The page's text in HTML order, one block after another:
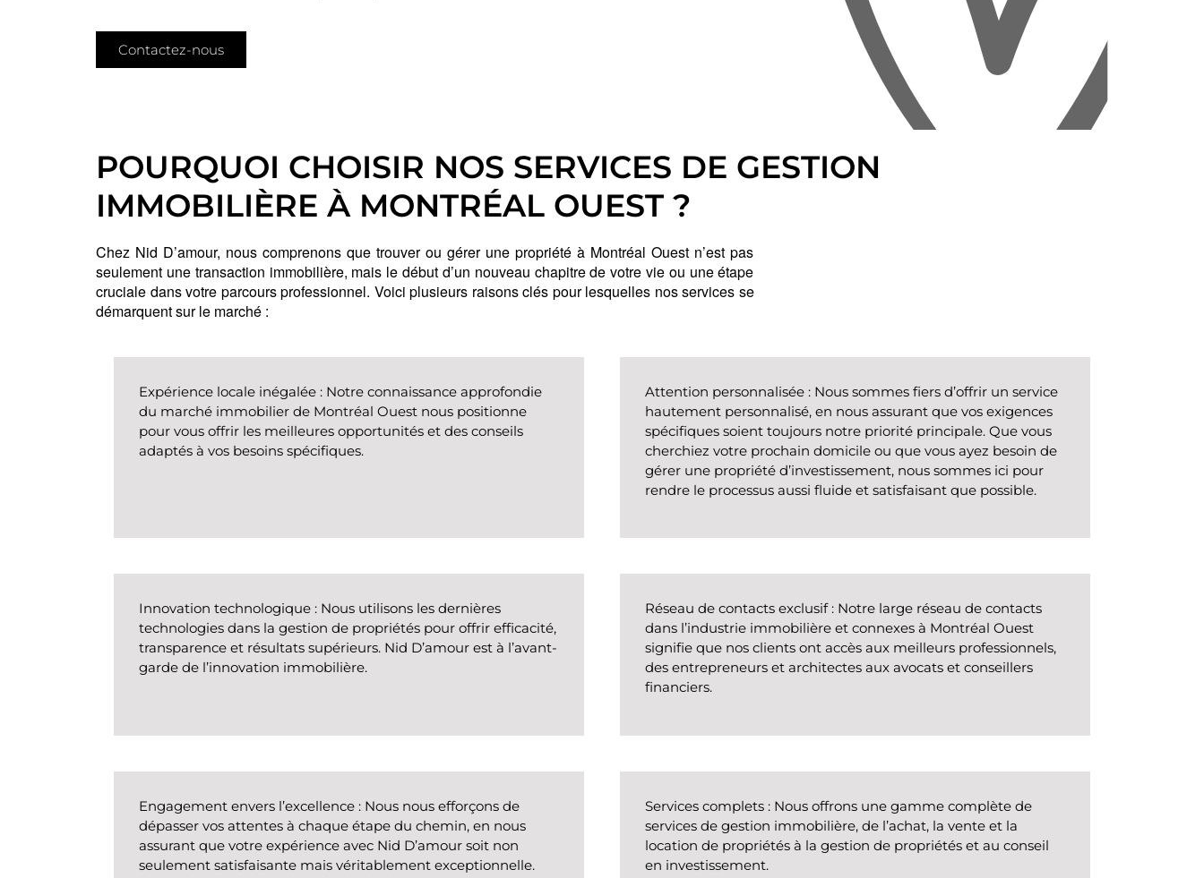
Contactez-nous
POURQUOI CHOISIR NOS SERVICES DE GESTION
IMMOBILIÈRE À MONTRÉAL OUEST ?
Chez Nid D’amour, nous comprenons que trouver ou gérer une propriété à Montréal Ouest n’est pas
seulement une transaction immobilière, mais le début d’un nouveau chapitre de votre vie ou une étape
cruciale dans votre parcours professionnel. Voici plusieurs raisons clés pour lesquelles nos services se
démarquent sur le marché :
Expérience locale inégalée : Notre connaissance approfondie
du marché immobilier de Montréal Ouest nous positionne
pour vous offrir les meilleures opportunités et des conseils
adaptés à vos besoins spécifiques.
Attention personnalisée : Nous sommes fiers d’offrir un service
hautement personnalisé, en nous assurant que vos exigences
spécifiques soient toujours notre priorité principale. Que vous
cherchiez votre prochain domicile ou que vous ayez besoin de
gérer une propriété d’investissement, nous sommes ici pour
rendre le processus aussi fluide et satisfaisant que possible.
Innovation technologique : Nous utilisons les dernières
technologies dans la gestion de propriétés pour offrir efficacité,
transparence et résultats supérieurs. Nid D’amour est à l’avant-
garde de l’innovation immobilière.
Réseau de contacts exclusif : Notre large réseau de contacts
dans l’industrie immobilière et connexes à Montréal Ouest
signifie que nos clients ont accès aux meilleurs professionnels,
des entrepreneurs et architectes aux avocats et conseillers
financiers.
Engagement envers l’excellence : Nous nous efforçons de
dépasser vos attentes à chaque étape du chemin, en nous
assurant que votre expérience avec Nid D’amour soit non
seulement satisfaisante mais véritablement exceptionnelle.
Services complets : Nous offrons une gamme complète de
services de gestion immobilière, de l’achat, la vente et la
location de propriétés à la gestion de propriétés et au conseil
en investissement.